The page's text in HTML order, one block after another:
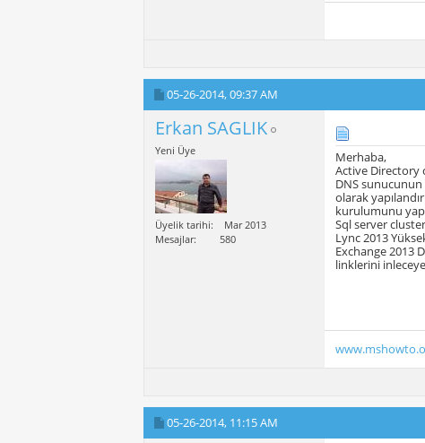
05-26-2014,09:37 AM
Erkan SAGLIK
Yeni Üye
Üyelik tarihi
Mar 2013
Mesajlar
580
Merhaba,
Active Directory
DNS
olarak
kurulumunu
Sql server
Lync 2013
Exchange 2013
linklerini
05-26-2014, 11:15 AM